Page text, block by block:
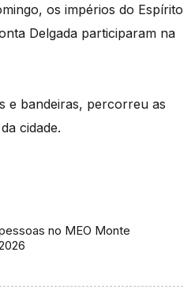
os impérios do Espírito
Delgada participaram na
e bandeiras, percorreu as
cidade.
no MEO Monte